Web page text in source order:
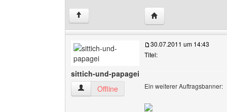
↑ Website dieses
sittich-und-papagei
sittich-und-papagei Benutzer-Profile anzeigen
Offline
30.07.2011 um 14:43
Titel:
Ein weiterer Auftragsbanner: